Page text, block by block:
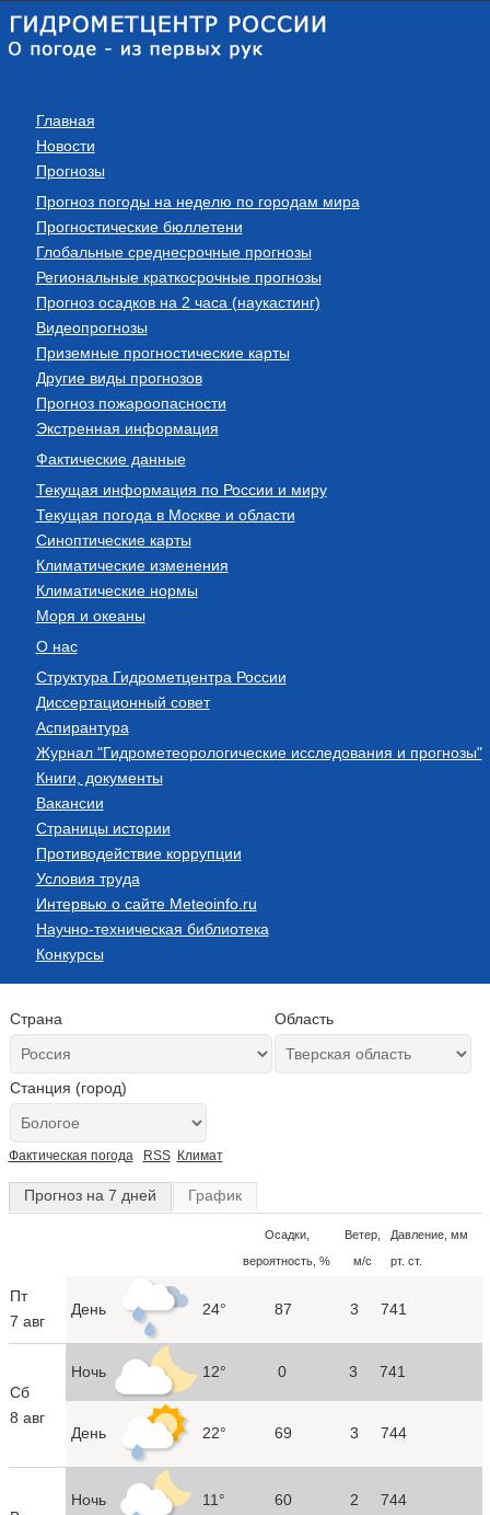
Главная
Новости
Прогнозы
Прогноз погоды на неделю по городам мира
Прогностические бюллетени
Глобальные среднесрочные прогнозы
Региональные краткосрочные прогнозы
Прогноз осадков на 2 часа (наукастинг)
Видеопрогнозы
Приземные прогностические карты
Другие виды прогнозов
Прогноз пожароопасности
Экстренная информация
Фактические данные
Текущая информация по России и миру
Текущая погода в Москве и области
Синоптические карты
Климатические изменения
Климатические нормы
Моря и океаны
О нас
Структура Гидрометцентра России
Диссертационный совет
Аспирантура
Журнал "Гидрометеорологические исследования и прогнозы"
Книги, документы
Вакансии
Страницы истории
Противодействие коррупции
Условия труда
Интервью о сайте Meteoinfo.ru
Научно-техническая библиотека
Конкурсы
Страна Область
Станция (город)
Фактическая погода RSS Климат
Прогноз на 7 дней График
Осадки,
вероятность, %
Ветер,
м/с
Давление, мм
рт. ст.
Пт
7 авг
День 24° 87 3 741
Сб
8 авг
Ночь 12° 0 3 741
День 22° 69 3 744
Ночь 11° 60 2 744